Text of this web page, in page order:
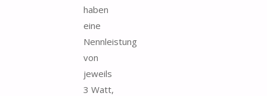
haben
eine
Nennleistung
von
jeweils
3 Watt,